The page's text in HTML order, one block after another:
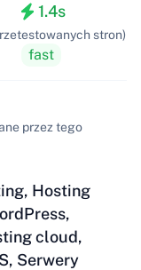
1.4s
stron)
fast
przez tego
Hosting
cloud,
Serwery